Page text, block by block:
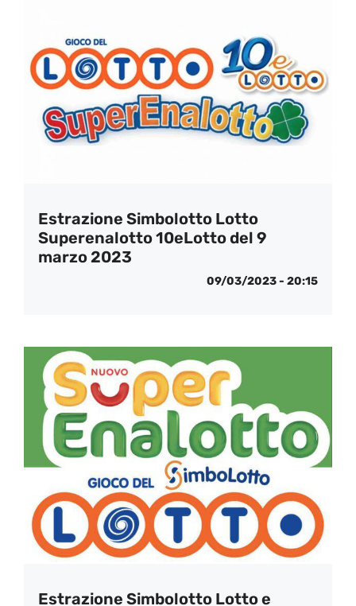
Estrazione Simbolotto Lotto
Superenalotto 10eLotto del 9
marzo 2023
09/03/2023 - 20:15
Estrazione Simbolotto Lotto e